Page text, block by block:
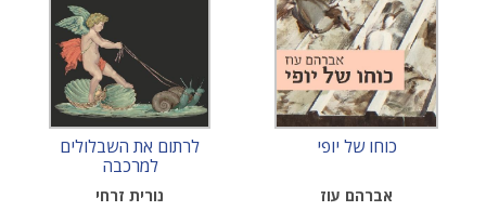
כוחו של יופי
אברהם עוז
לרתום את השבלולים
למרכבה
נורית זרחי